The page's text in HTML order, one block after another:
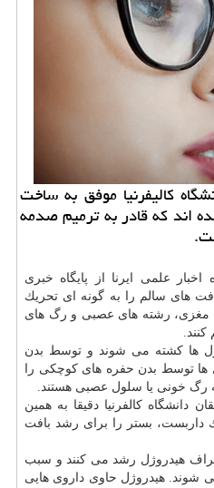
كالیفرنیا موفق به ساخت
اند كه قادر به ترمیم صدمه
علمی ایرنا از پایگاه خبری
های سالم را به گونه ای تحریك
مغزی، رشته های عصبی و رگ های
ها كشته می شوند و توسط بدن
توسط بدن حفره های كوچكی را
رگ خونی یا سلول عصبی هستند.
دانشگاه كالفرنیا دقیقا به همین
داربست، بستر را برای رشد بافت
هیدروژل رشد می كنند و سبب
شوند. هیدروژل حاوی داروی هایی